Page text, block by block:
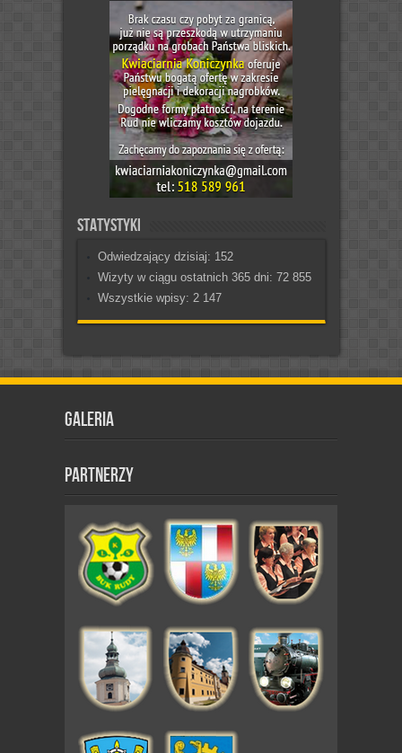
Statystyki
Odwiedzający dzisiaj: 152
Wizyty w ciągu ostatnich 365 dni: 72 855
Wszystkie wpisy: 2 147
Galeria
Partnerzy